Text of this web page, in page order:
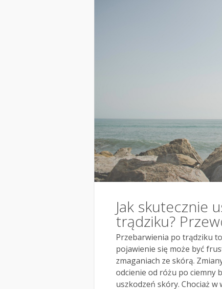
Jak skutecznie
trądziku?
Przebarwienia po trądziku
pojawienie się może być
zmaganiach ze skórą.
odcienie od różu po ciemny
uszkodzeń skóry. Chociaż